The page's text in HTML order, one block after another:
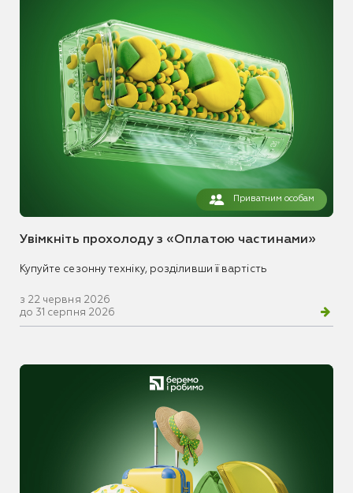
Приватним особам
Увімкніть прохолоду з «Оплатою частинами»
Купуйте сезонну техніку, розділивши її вартість
з 22 червня 2026
до 31 серпня 2026